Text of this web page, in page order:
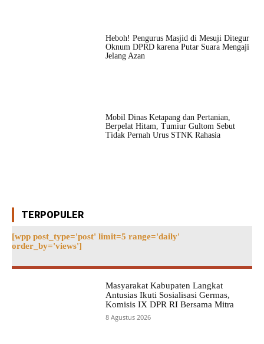
Heboh! Pengurus Masjid di Mesuji Ditegur
Oknum DPRD karena Putar Suara Mengaji
Jelang Azan
Mobil Dinas Ketapang dan Pertanian,
Berpelat Hitam, Tumiur Gultom Sebut
Tidak Pernah Urus STNK Rahasia
TERPOPULER
[wpp post_type='post' limit=5 range='daily'
order_by='views']
Masyarakat Kabupaten Langkat
Antusias Ikuti Sosialisasi Germas,
Komisis IX DPR RI Bersama Mitra
8 Agustus 2026